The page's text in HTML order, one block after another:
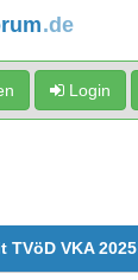
.de
Login
VKA 2025